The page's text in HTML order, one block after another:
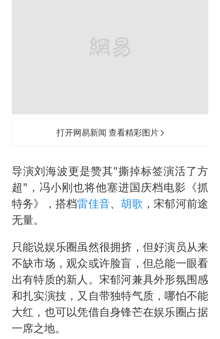
打开网易新闻 查看精彩图片
导演刘海波更是赞其"撕掉标签演活了方
超"，冯小刚也将他塞进国庆档电影《抓
特务》，搭档雷佳音、胡歌 ，宋郁河前途
无量。
只能说娱乐圈虽然很拥挤，但好演员从来
不缺市场，观众或许脸盲，但总能一眼看
出有特质的新人。宋郁河兼具外形氛围感
和扎实演技，又自带独特气质，哪怕不能
大红，也可以凭借自身锋芒在娱乐圈占据
一席之地。